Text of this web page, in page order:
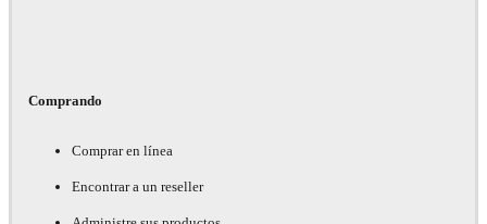
Comprando
Comprar en línea
Encontrar a un reseller